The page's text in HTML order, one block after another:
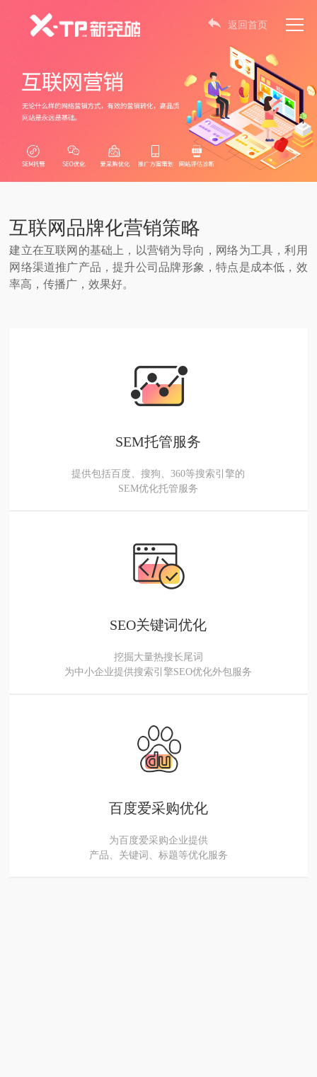
返回首页
互联网品牌化营销策略
建立在互联网的基础上，以营销为导向，网络为工具，利用
网络渠道推广产品，提升公司品牌形象，特点是成本低，效
率高，传播广，效果好。
SEM托管服务
提供包括百度、搜狗、360等搜索引擎的
SEM优化托管服务
SEO关键词优化
挖掘大量热搜长尾词
为中小企业提供搜索引擎SEO优化外包服务
百度爱采购优化
为百度爱采购企业提供
产品、关键词、标题等优化服务